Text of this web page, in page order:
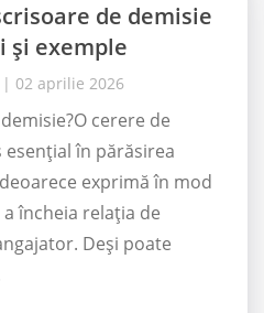
de demisie
și exemple
| 02 aprilie 2026
cerere de
esențial în părăsirea
exprimă în mod
încheia relația de
Deși poate